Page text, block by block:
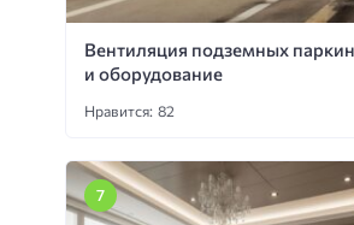
Вентиляция подземных
и оборудование
Нравится: 82